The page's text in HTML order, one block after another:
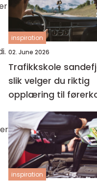
inspiration
02. June 2026
Trafikkskole
slik velger du riktig
opplæring til
inspiration